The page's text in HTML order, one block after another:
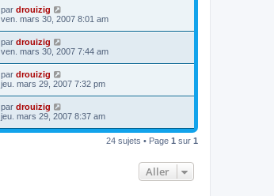
par drouizig
ven. mars 30, 2007 8:01 am
par drouizig
ven. mars 30, 2007 7:44 am
par drouizig
jeu. mars 29, 2007 7:32 pm
par drouizig
jeu. mars 29, 2007 8:37 am
24 sujets • Page 1 sur 1
Aller